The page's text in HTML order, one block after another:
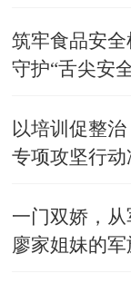
筑牢食品安
守护“舌尖安
以培训促整
专项攻坚行
一门双娇，
廖家姐妹的军